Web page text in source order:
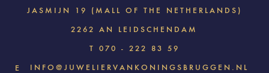
JASMIJN 19 (MALL OF THE NETHERLANDS)
2262 AN LEIDSCHENDAM
T 070 - 222 83 59
E INFO@JUWELIERVANKONINGSBRUGGEN.NL